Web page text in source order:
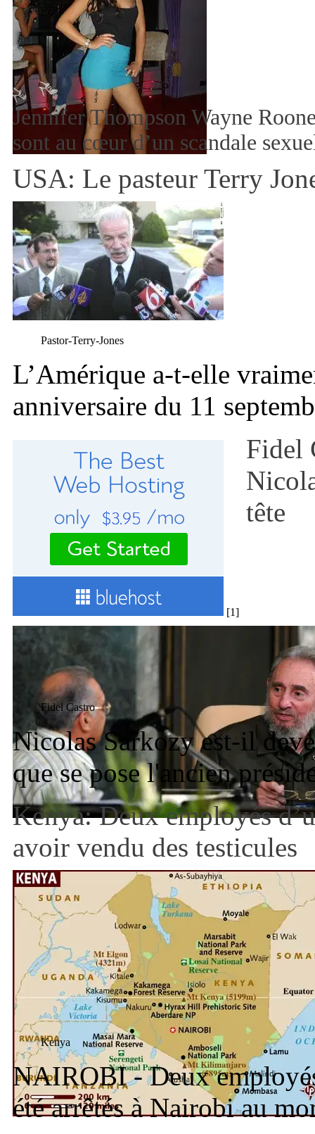
Jennifer Thompson Wayne
sont au cœur d’un scandale
USA: Le pasteur Terry
Pastor-Terry-Jones
L’Amérique a-t-elle
anniversaire du 11
[1]
Fidel
tête
Fidel Castro
Nicolas Sarkozy est-il
que se pose l'ancien
Kenya: Deux employés
avoir vendu des testicules
Kenya
NAIROBI - Deux
été arrêtés à Nairobi au